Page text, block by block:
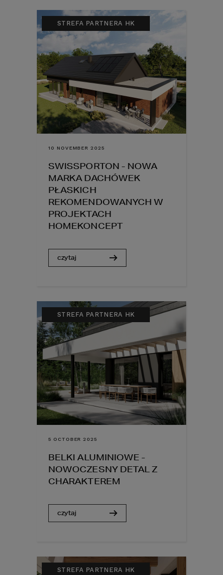
STREFA PARTNERA HK
10 NOVEMBER 2025
SWISSPORTON - NOWA
MARKA DACHÓWEK
PŁASKICH
REKOMENDOWANYCH W
PROJEKTACH
HOMEKONCEPT
czytaj
STREFA PARTNERA HK
5 OCTOBER 2025
BELKI ALUMINIOWE -
NOWOCZESNY DETAL Z
CHARAKTEREM
czytaj
STREFA PARTNERA HK